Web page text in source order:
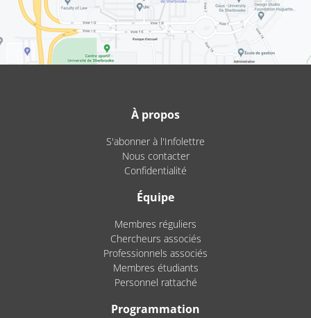
À propos
S'abonner à l'Infolettre
Nous contacter
Confidentialité
Équipe
Membres réguliers
Chercheurs associés
Professionnels associés
Membres étudiants
Personnel rattaché
Programmation